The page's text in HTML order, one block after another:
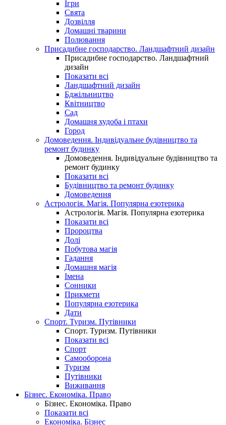
Ігри
Свята
Дозвілля
Домашні тварини
Полювання
Присадибне господарство. Ландшафтний дизайн
Присадибне господарство. Ландшафтний
дизайн
Показати всі
Ландшафтний дизайн
Бджільництво
Квітництво
Сад
Домашня худоба і птахи
Город
Домоведення. Індивідуальне будівництво та
ремонт будинку
Домоведення. Індивідуальне будівництво та
ремонт будинку
Показати всі
Будівництво та ремонт будинку
Домоведення
Астрологія. Магія. Популярна езотерика
Астрологія. Магія. Популярна езотерика
Показати всі
Пророцтва
Долі
Побутова магія
Гадання
Домашня магія
Імена
Сонники
Прикмети
Популярна езотерика
Дати
Спорт. Туризм. Путівники
Спорт. Туризм. Путівники
Показати всі
Спорт
Самооборона
Туризм
Путівники
Виживання
Бізнес. Економіка. Право
Бізнес. Економіка. Право
Показати всі
Економіка. Бізнес